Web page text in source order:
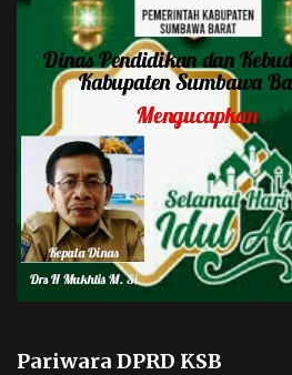
Pariwara DPRD KSB